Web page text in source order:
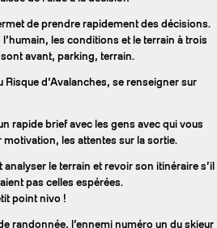
de prendre rapidement des décisions.
l’humain, les conditions et le terrain à trois
avant, parking, terrain.
Risque d’Avalanches, se renseigner sur
rapide brief avec les gens avec qui vous
motivation, les attentes sur la sortie.
le terrain et revoir son itinéraire s’il
pas celles espérées.
point nivo !
randonnée, l’ennemi numéro un du skieur